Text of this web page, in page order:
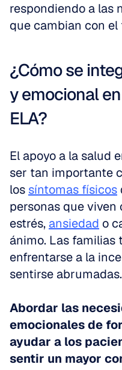
respondiendo a las
que cambian con el
¿Cómo se
y emocional
ELA?
El apoyo a la salud
ser tan importante
los síntomas físicos
personas que viven
estrés, ansiedad o
ánimo. Las familias
enfrentarse a la
sentirse abrumadas.
Abordar las
emocionales de
ayudar a los
sentir un mayor